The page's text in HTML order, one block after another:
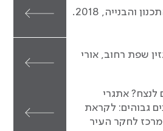
שפת רחוב, אורי
לנצח? אתגרי
גבוהים: לקראת
לחקר העיר